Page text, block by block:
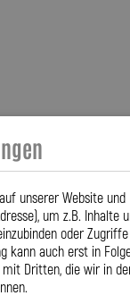
unserer Website und
um z.B. Inhalte
oder
kann auch erst in
Dritten, die wir in